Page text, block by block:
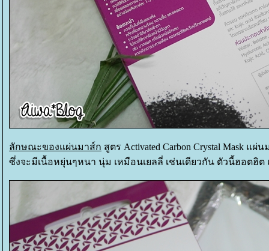
ลักษณะของแผ่นมาส์ก สูตร Activated Carbon Crystal Mask แผ่
ซึ่งจะมีเนื้อหยุ่นๆหนา นุ่ม เหมือนเยลลี่ เช่นเดียวกัน ตัวนี้ฮอตฮิ